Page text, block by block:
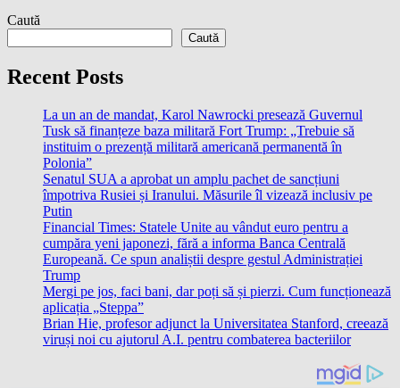
Caută
Caută
Recent Posts
La un an de mandat, Karol Nawrocki presează Guvernul
Tusk să finanțeze baza militară Fort Trump: „Trebuie să
instituim o prezență militară americană permanentă în
Polonia”
Senatul SUA a aprobat un amplu pachet de sancțiuni
împotriva Rusiei și Iranului. Măsurile îl vizează inclusiv pe
Putin
Financial Times: Statele Unite au vândut euro pentru a
cumpăra yeni japonezi, fără a informa Banca Centrală
Europeană. Ce spun analiștii despre gestul Administrației
Trump
Mergi pe jos, faci bani, dar poți să și pierzi. Cum funcționează
aplicația „Steppa”
Brian Hie, profesor adjunct la Universitatea Stanford, creează
viruși noi cu ajutorul A.I. pentru combaterea bacteriilor